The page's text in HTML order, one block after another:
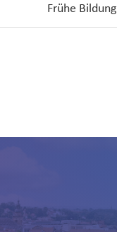
Frühe Bildung